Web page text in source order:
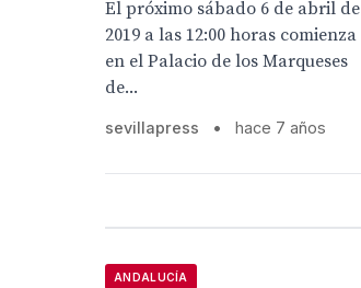
El próximo sábado 6 de abril de
2019 a las 12:00 horas comienza
en el Palacio de los Marqueses
de...
sevillapress • hace 7 años
ANDALUCÍA